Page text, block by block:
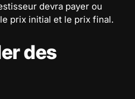
devra payer ou
prix initial et le prix final.
des